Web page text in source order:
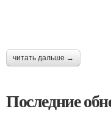
читать дальше →
Последние